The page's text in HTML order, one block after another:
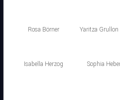
Rosa Börner Yaritza Grullon
Isabella Herzog Sophia